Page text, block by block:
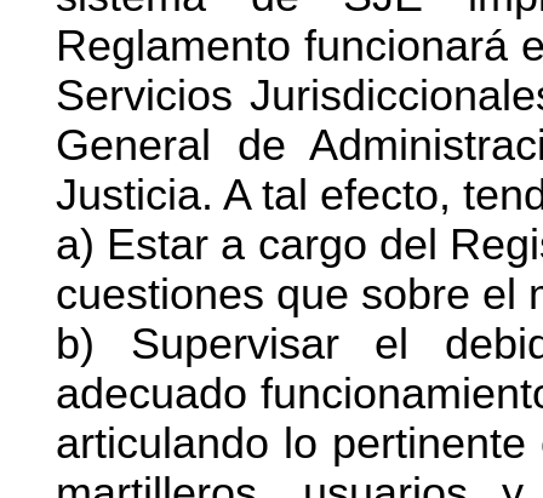
Reglamento funcionará
Servicios
General de
Justicia. A tal efecto,
a) Estar a cargo del
cuestiones que sobre el
b) Supervisar el
adecuado
articulando lo